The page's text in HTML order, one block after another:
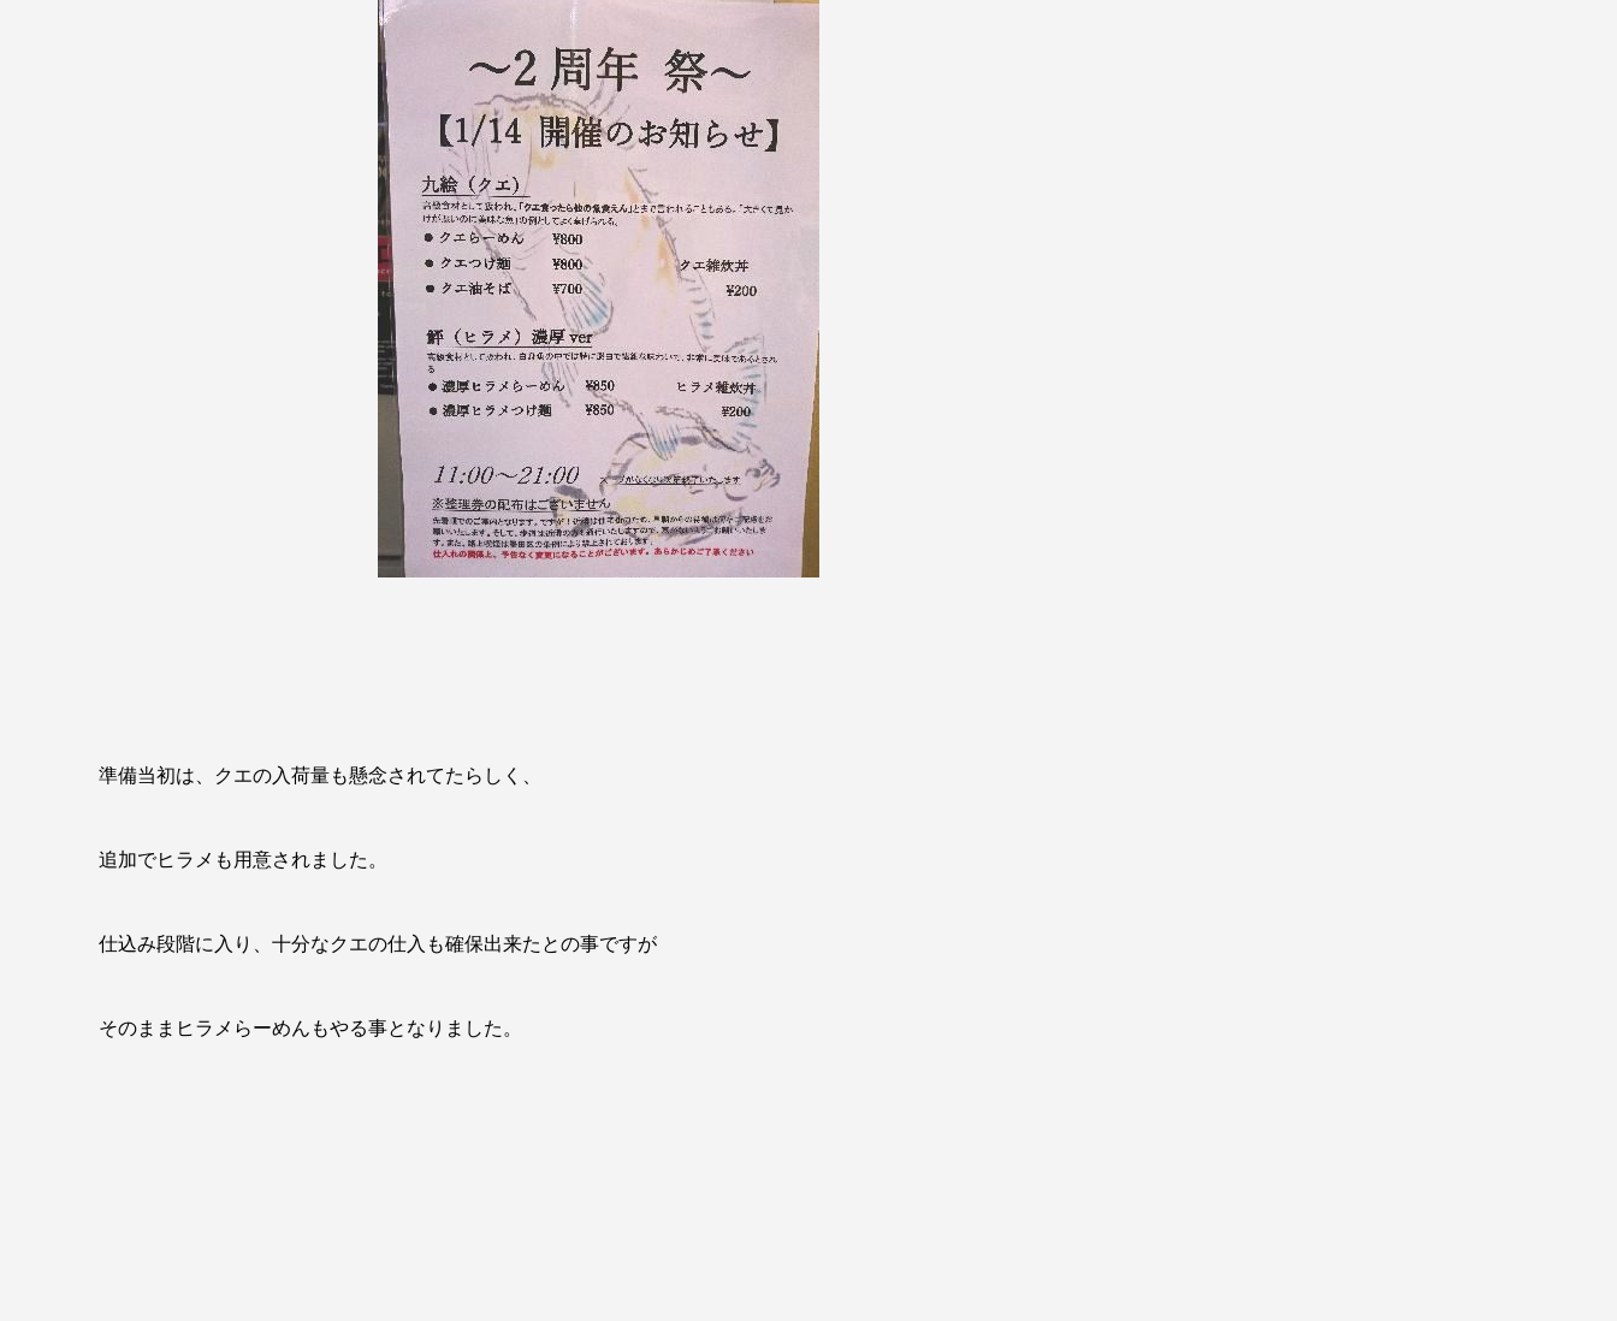
準備当初は、クエの入荷量も懸念されてたらしく、
追加でヒラメも用意されました。
仕込み段階に入り、十分なクエの仕入も確保出来たとの事ですが
そのままヒラメらーめんもやる事となりました。